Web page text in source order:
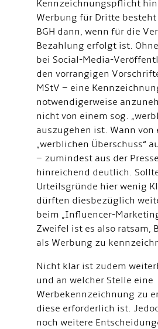
Kennzeichnungspflicht
Werbung für Dritte
BGH dann, wenn für die
Bezahlung erfolgt ist.
bei Social-Media-
den vorrangigen
MStV – eine
notwendigerweise
nicht von einem sog.
auszugehen ist. Wann von
„werblichen Überschuss“
– zumindest aus der
hinreichend deutlich.
Urteilsgründe hier wenig
dürften diesbezüglich
beim „Influencer-
Zweifel ist es also ratsam,
als Werbung zu
Nicht klar ist zudem
und an welcher Stelle eine
Werbekennzeichnung zu
diese erforderlich ist.
noch weitere